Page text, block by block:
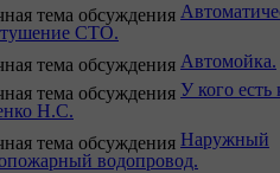
СТО.
Автомойка.
У кого
Н.С.
Наружный
водопровод.